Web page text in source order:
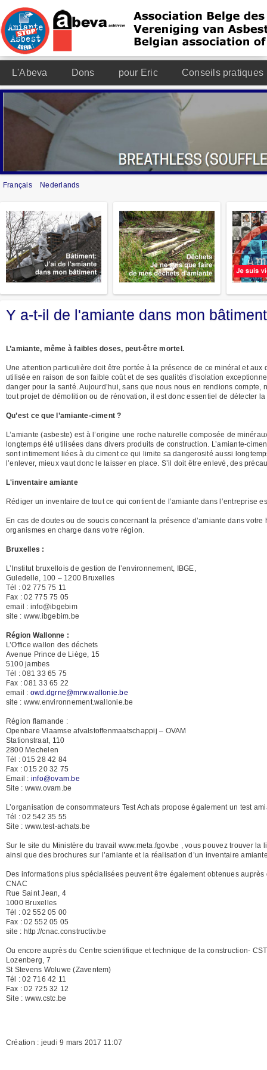
L'Abeva Dons pour Eric Conseils pratiques
Français Nederlands
Y a-t-il de l'amiante dans mon
L’amiante, même à faibles doses, peut-être mortel.
Une attention particulière doit être portée à la présence de ce minéral et
utilisée en raison de son faible coût et de ses qualités d’isolation
danger pour la santé. Aujourd’hui, sans que nous nous en rendions
tout projet de démolition ou de rénovation, il est donc essentiel de détecter
Qu’est ce que l’amiante-ciment ?
L’amiante (asbeste) est à l’origine une roche naturelle composée de
longtemps été utilisées dans divers produits de construction. L’amiante-
sont intimement liées à du ciment ce qui limite sa dangerosité aussi
l’enlever, mieux vaut donc le laisser en place. S’il doit être enlevé, des
L'inventaire amiante
Rédiger un inventaire de tout ce qui contient de l’amiante dans l’entreprise
En cas de doutes ou de soucis concernant la présence d’amiante dans
organismes en charge dans votre région.
Bruxelles :
L’Institut bruxellois de gestion de l’environnement, IBGE,
Guledelle, 100 – 1200 Bruxelles
Tél : 02 775 75 11
Fax : 02 775 75 05
email : info@ibgebim
site : www.ibgebim.be
Région Wallonne :
L’Office wallon des déchets
Avenue Prince de Liège, 15
5100 jambes
Tél : 081 33 65 75
Fax : 081 33 65 22
email : owd.dgrne@mrw.wallonie.be
site : www.environnement.wallonie.be
Région flamande :
Openbare Vlaamse afvalstoffenmaatschappij – OVAM
Stationstraat, 110
2800 Mechelen
Tél : 015 28 42 84
Fax : 015 20 32 75
Email : info@ovam.be
Site : www.ovam.be
L’organisation de consommateurs Test Achats propose également un test
Tél : 02 542 35 55
Site : www.test-achats.be
Sur le site du Ministère du travail www.meta.fgov.be , vous pouvez trouver
ainsi que des brochures sur l’amiante et la réalisation d’un inventaire
Des informations plus spécialisées peuvent être également obtenues
CNAC
Rue Saint Jean, 4
1000 Bruxelles
Tél : 02 552 05 00
Fax : 02 552 05 05
site : http://cnac.constructiv.be
Ou encore auprès du Centre scientifique et technique de la construction-
Lozenberg, 7
St Stevens Woluwe (Zaventem)
Tél : 02 716 42 11
Fax : 02 725 32 12
Site : www.cstc.be
Création : jeudi 9 mars 2017 11:07